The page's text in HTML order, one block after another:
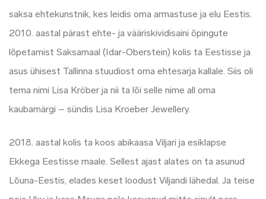
saksa ehtekunstnik, kes leidis oma armastuse ja elu Eestis.
2010. aastal pärast ehte- ja vääriskividisaini õpingute
lõpetamist Saksamaal (Idar-Oberstein) kolis ta Eestisse ja
asus ühisest Tallinna stuudiost oma ehtesarja kallale. Siis oli
tema nimi Lisa Kröber ja nii ta lõi selle nime all oma
kaubamärgi – sündis Lisa Kroeber Jewellery.
2018. aastal kolis ta koos abikaasa Viljari ja esiklapse
Ekkega Eestisse maale. Sellest ajast alates on ta asunud
Lõuna-Eestis, elades keset loodust Viljandi lähedal. Ja teise